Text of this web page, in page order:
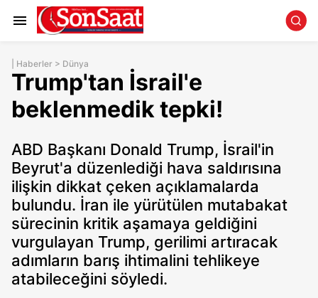
Haberler > Dünya
Trump'tan İsrail'e
beklenmedik tepki!
ABD Başkanı Donald Trump, İsrail'in
Beyrut'a düzenlediği hava saldırısına
ilişkin dikkat çeken açıklamalarda
bulundu. İran ile yürütülen mutabakat
sürecinin kritik aşamaya geldiğini
vurgulayan Trump, gerilimi artıracak
adımların barış ihtimalini tehlikeye
atabileceğini söyledi.